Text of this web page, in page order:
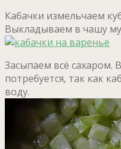
Кабачки измельчаем
Выкладываем в чашу
Засыпаем всё сахаром.
потребуется, так как
воду.